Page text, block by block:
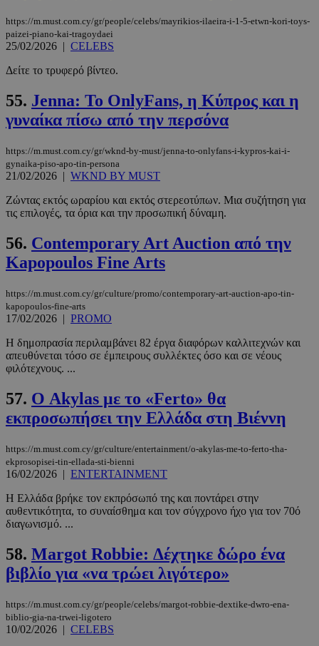
https://m.must.com.cy/gr/people/celebs/mayrikios-ilaeira-i-1-5-etwn-kori-toys-
paizei-piano-kai-tragoydaei
25/02/2026 | CELEBS
Δείτε το τρυφερό βίντεο.
55. Jenna: Το OnlyFans, η Κύπρος και η
γυναίκα πίσω από την περσόνα
https://m.must.com.cy/gr/wknd-by-must/jenna-to-onlyfans-i-kypros-kai-i-
gynaika-piso-apo-tin-persona
21/02/2026 | WKND BY MUST
Ζώντας εκτός ωραρίου και εκτός στερεοτύπων. Μια συζήτηση για
τις επιλογές, τα όρια και την προσωπική δύναμη.
56. Contemporary Art Auction από την
Kapopoulos Fine Arts
https://m.must.com.cy/gr/culture/promo/contemporary-art-auction-apo-tin-
kapopoulos-fine-arts
17/02/2026 | PROMO
Η δημοπρασία περιλαμβάνει 82 έργα διαφόρων καλλιτεχνών και
απευθύνεται τόσο σε έμπειρους συλλέκτες όσο και σε νέους
φιλότεχνους. ...
57. Ο Akylas με το «Ferto» θα
εκπροσωπήσει την Ελλάδα στη Βιέννη
https://m.must.com.cy/gr/culture/entertainment/o-akylas-me-to-ferto-tha-
ekprosopisei-tin-ellada-sti-bienni
16/02/2026 | ENTERTAINMENT
Η Ελλάδα βρήκε τον εκπρόσωπό της και ποντάρει στην
αυθεντικότητα, το συναίσθημα και τον σύγχρονο ήχο για τον 70ό
διαγωνισμό. ...
58. Margot Robbie: Δέχτηκε δώρο ένα
βιβλίο για «να τρώει λιγότερο»
https://m.must.com.cy/gr/people/celebs/margot-robbie-dextike-dwro-ena-
biblio-gia-na-trwei-ligotero
10/02/2026 | CELEBS
_scc_session
PHPSESSID
PHP.net
συνεδρία
PHPSESSID